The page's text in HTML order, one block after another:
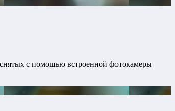
снятых с помощью встроенной фотокамеры